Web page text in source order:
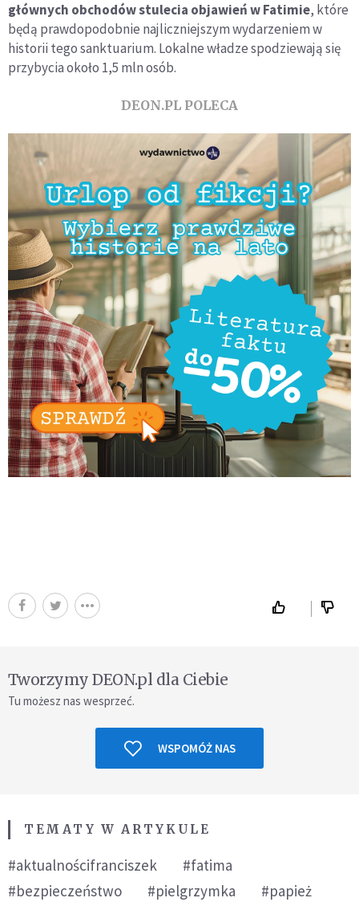
głównych obchodów stulecia objawień w Fatimie, które
będą prawdopodobnie najliczniejszym wydarzeniem w
historii tego sanktuarium. Lokalne władze spodziewają się
przybycia około 1,5 mln osób.
DEON.PL POLECA
Tworzymy DEON.pl dla Ciebie
Tu możesz nas wesprzeć.
WSPOMÓŻ NAS
TEMATY W ARTYKULE
#aktualnościfranciszek
#fatima
#bezpieczeństwo
#pielgrzymka
#papież